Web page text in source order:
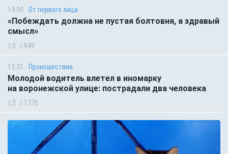
14:00 От первого лица
«Побеждать должна не пустая болтовня, а здравый
смысл»
0 849
13:31 Происшествия
Молодой водитель влетел в иномарку
на воронежской улице: пострадали два человека
2 1775